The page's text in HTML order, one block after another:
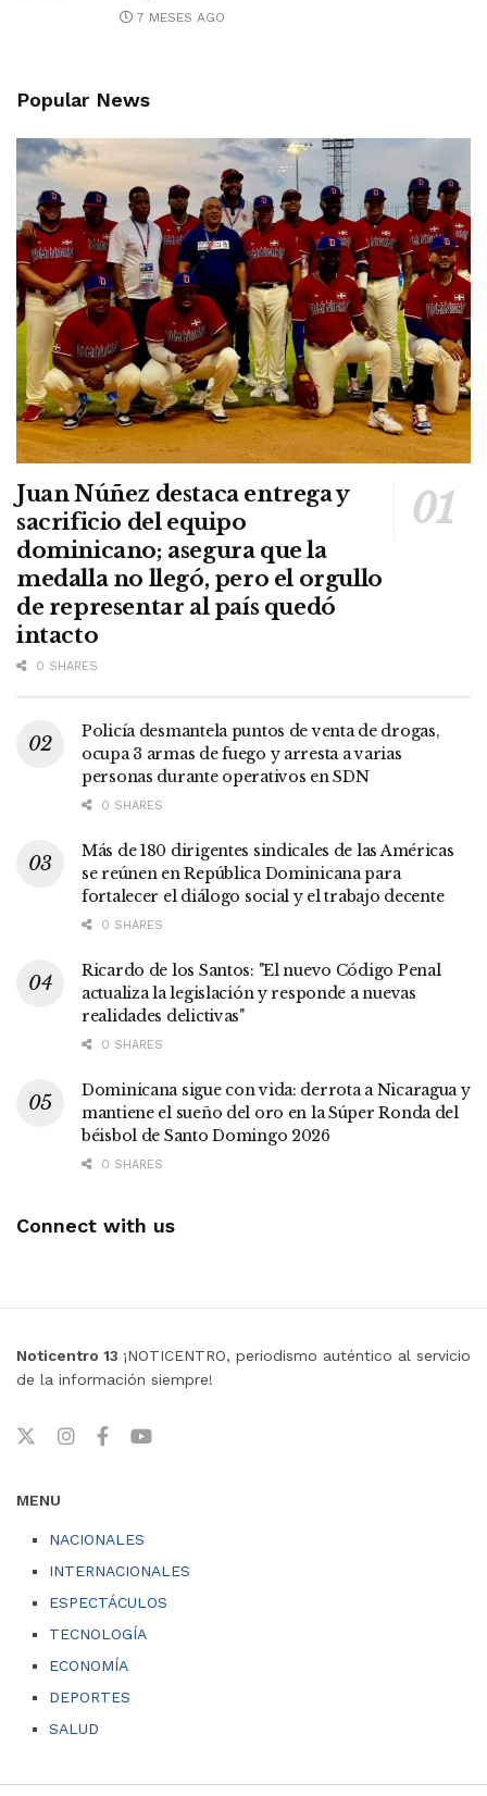
7 MESES AGO
Popular News
Juan Núñez destaca entrega y
sacrificio del equipo
dominicano; asegura que la
medalla no llegó, pero el orgullo
de representar al país quedó
intacto
0 SHARES
Policía desmantela puntos de venta de drogas,
ocupa 3 armas de fuego y arresta a varias
personas durante operativos en SDN
0 SHARES
Más de 180 dirigentes sindicales de las Américas
se reúnen en República Dominicana para
fortalecer el diálogo social y el trabajo decente
0 SHARES
Ricardo de los Santos: "El nuevo Código Penal
actualiza la legislación y responde a nuevas
realidades delictivas"
0 SHARES
Dominicana sigue con vida: derrota a Nicaragua y
mantiene el sueño del oro en la Súper Ronda del
béisbol de Santo Domingo 2026
0 SHARES
Connect with us
Noticentro 13 ¡NOTICENTRO, periodismo auténtico al servicio
de la información siempre!
MENU
NACIONALES
INTERNACIONALES
ESPECTÁCULOS
TECNOLOGÍA
ECONOMÍA
DEPORTES
SALUD